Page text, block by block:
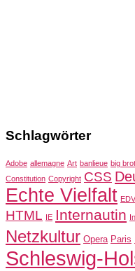
Schlagwörter
Adobe allemagne Art banlieue big
Constitution Copyright CSS
Echte Vielfalt
HTML IE Internautin
Netzkultur Opera Paris
Schleswig-